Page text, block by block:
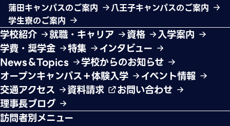
蒲田キャンパスのご案内
八王子キャンパスのご案内
学生寮のご案内
学校紹介 就職・キャリア 資格
入学案内
学費・奨学金
特集
インタビュー
News＆Topics
学校からのお知らせ
オープンキャンパス＋体験入学
イベント情報
交通アクセス
資料請求
お問い合わせ
理事長ブログ
訪問者別メニュー